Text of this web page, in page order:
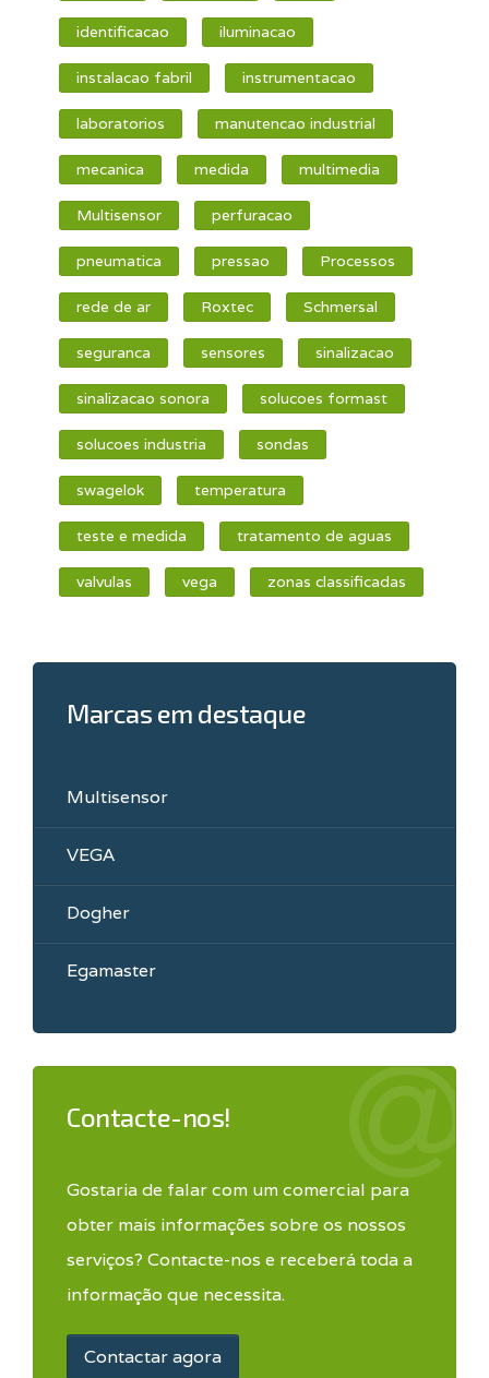
identificacao iluminacao
instalacao fabril instrumentacao
laboratorios manutencao industrial
mecanica medida multimedia
Multisensor perfuracao
pneumatica pressao Processos
rede de ar Roxtec Schmersal
seguranca sensores sinalizacao
sinalizacao sonora solucoes formast
solucoes industria sondas
swagelok temperatura
teste e medida tratamento de aguas
valvulas vega zonas classificadas
Marcas em destaque
Multisensor
VEGA
Dogher
Egamaster
Contacte-nos!
Gostaria de falar com um comercial para
obter mais informações sobre os nossos
serviços? Contacte-nos e receberá toda a
informação que necessita.
Contactar agora